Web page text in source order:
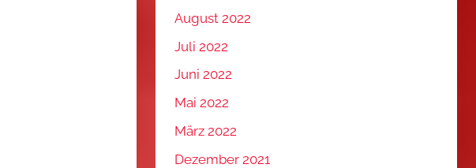
August 2022
Juli 2022
Juni 2022
Mai 2022
März 2022
Dezember 2021